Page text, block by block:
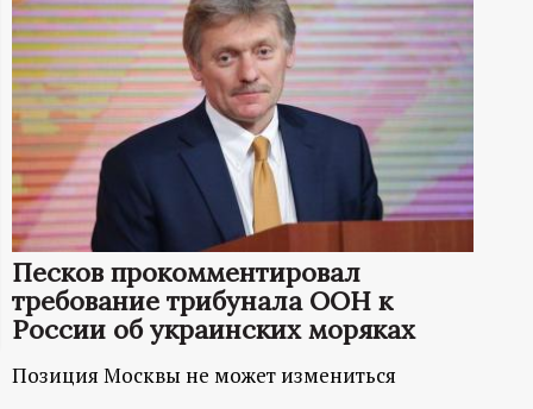
н
ф
о
р
м
а
ц
Песков прокомментировал
требование трибунала ООН к
России об украинских моряках
Позиция Москвы не может измениться